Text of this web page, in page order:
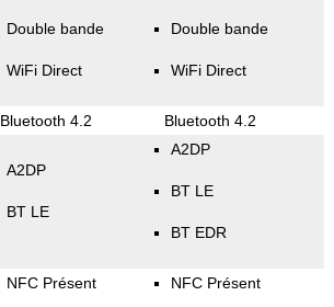
Double bande
WiFi Direct
Double bande
WiFi Direct
Bluetooth 4.2 Bluetooth 4.2
A2DP
BT LE
A2DP
BT LE
BT EDR
NFC Présent NFC Présent